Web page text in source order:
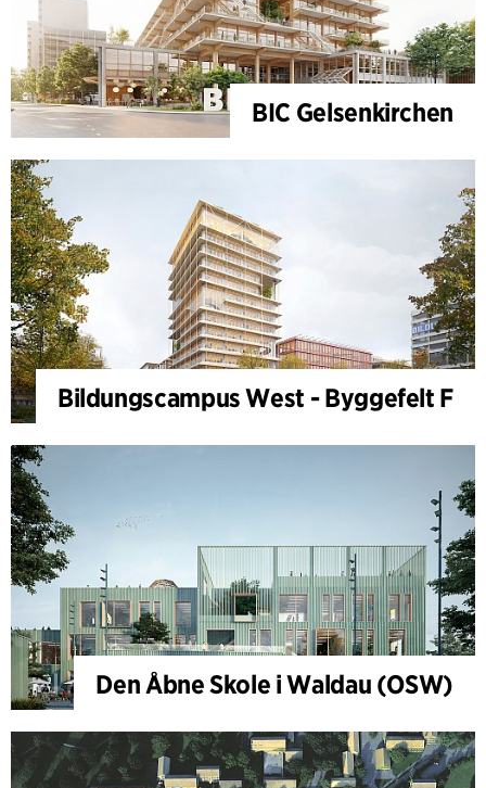
BIC Gelsenkirchen
Bildungscampus West - Byggefelt F
Den Åbne Skole i Waldau (OSW)